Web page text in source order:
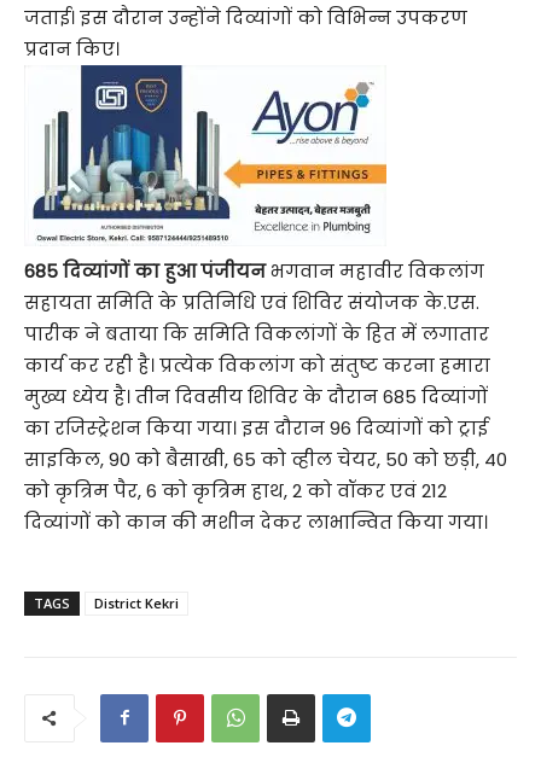
जताई। इस दौरान उन्होंने दिव्यांगों को विभिन्न उपकरण
प्रदान किए।
685 दिव्यांगों का हुआ पंजीयनभगवान महावीर विकलांग
सहायता समिति के प्रतिनिधि एवं शिविर संयोजक के.एस.
पारीक ने बताया कि समिति विकलांगों के हित में लगातार
कार्य कर रही है। प्रत्येक विकलांग को संतुष्ट करना हमारा
मुख्य ध्येय है। तीन दिवसीय शिविर के दौरान 685 दिव्यांगों
का रजिस्ट्रेशन किया गया। इस दौरान 96 दिव्यांगों को ट्राई
साइकिल, 90 को बैसाखी, 65 को व्हील चेयर, 50 को छड़ी, 40
को कृत्रिम पैर, 6 को कृत्रिम हाथ, 2 को वॉकर एवं 212
दिव्यांगों को कान की मशीन देकर लाभान्वित किया गया।
TAGS District Kekri